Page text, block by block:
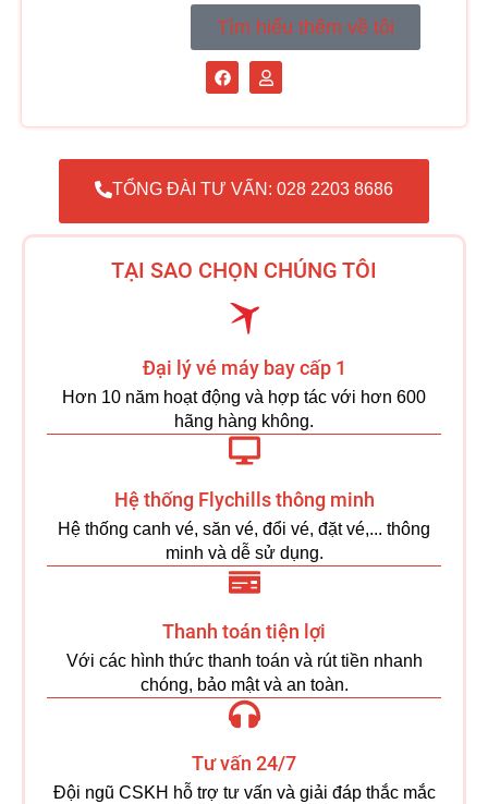
Tìm hiểu thêm về tôi
TỔNG ĐÀI TƯ VẤN: 028 2203 8686
TẠI SAO CHỌN CHÚNG TÔI
Đại lý vé máy bay cấp 1
Hơn 10 năm hoạt động và hợp tác với hơn 600
hãng hàng không.
Hệ thống Flychills thông minh
Hệ thống canh vé, săn vé, đổi vé, đặt vé,... thông
minh và dễ sử dụng.
Thanh toán tiện lợi
Với các hình thức thanh toán và rút tiền nhanh
chóng, bảo mật và an toàn.
Tư vấn 24/7
Đội ngũ CSKH hỗ trợ tư vấn và giải đáp thắc mắc